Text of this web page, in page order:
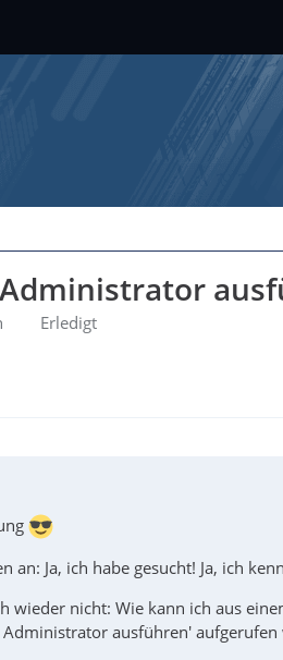
Administrator
Erledigt
Ja, ich habe gesucht! Ja, ich
wieder nicht: Wie kann ich aus
ausführen'